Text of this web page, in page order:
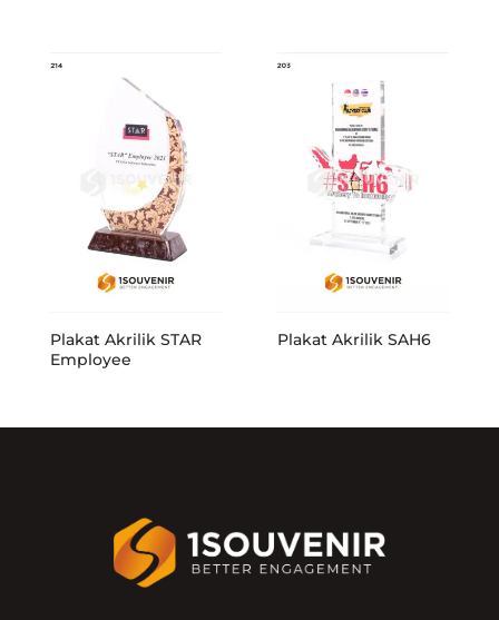
Plakat Akrilik STAR
Employee
Plakat Akrilik SAH6